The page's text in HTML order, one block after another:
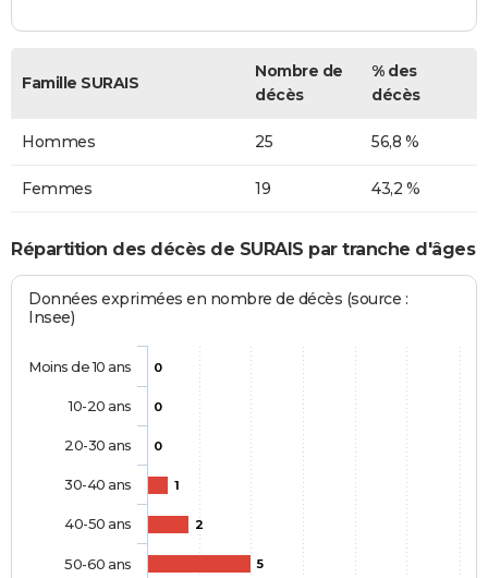
Famille SURAIS
Nombre de
décès
% des
décès
Hommes 25 56,8 %
Femmes 19 43,2 %
Répartition des décès de SURAIS par tranche d'âges
Données exprimées en nombre de décès (source :
Insee)
0
0
0
1
2
5
Moins de 10 ans
10-20 ans
20-30 ans
30-40 ans
40-50 ans
50-60 ans